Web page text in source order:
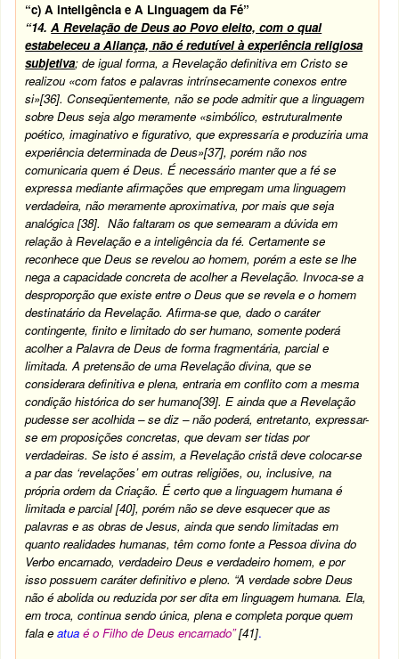
“c) A inteligência e A Linguagem da Fé”
“14. A Revelação de Deus ao Povo eleito, com o qual
estabeleceu a Aliança, não é redutível à experiência religiosa
subjetiva; de igual forma, a Revelação definitiva em Cristo se
realizou «com fatos e palavras intrínsecamente conexos entre
si»[36]. Conseqüentemente, não se pode admitir que a linguagem
sobre Deus seja algo meramente «simbólico, estruturalmente
poético, imaginativo e figurativo, que expressaría e produziria uma
experiência determinada de Deus»[37], porém não nos
comunicaria quem é Deus. É necessário manter que a fé se
expressa mediante afirmações que empregam uma linguagem
verdadeira, não meramente aproximativa, por mais que seja
analógica[38]. Não faltaram os que semearam a dúvida em
relação à Revelação e a inteligência da fé. Certamente se
reconhece que Deus se revelou ao homem, porém a este se lhe
nega a capacidade concreta de acolher a Revelação. Invoca-se a
desproporção que existe entre o Deus que se revela e o homem
destinatário da Revelação. Afirma-se que, dado o caráter
contingente, finito e limitado do ser humano, somente poderá
acolher a Palavra de Deus de forma fragmentária, parcial e
limitada. A pretensão de uma Revelação divina, que se
considerara definitiva e plena, entraria em conflito com a mesma
condição histórica do ser humano[39]. E ainda que a Revelação
pudesse ser acolhida – se diz – não poderá, entretanto, expressar-
se em proposições concretas, que devam ser tidas por
verdadeiras. Se isto é assim, a Revelação cristã deve colocar-se
a par das ‘revelações’ em outras religiões, ou, inclusive, na
própria ordem da Criação. É certo que a linguagem humana é
limitada e parcial[40], porém não se deve esquecer que as
palavras e as obras de Jesus, ainda que sendo limitadas em
quanto realidades humanas, têm como fonte a Pessoa divina do
Verbo encarnado, verdadeiro Deus e verdadeiro homem, e por
isso possuem caráter definitivo e pleno. “A verdade sobre Deus
não é abolida ou reduzida por ser dita em linguagem humana. Ela,
em troca, continua sendo única, plena e completa porque quem
fala eatua é o Filho de Deus encarnado”[41].